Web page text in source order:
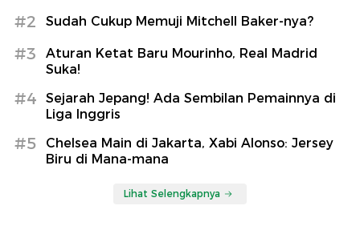
#2 Sudah Cukup Memuji Mitchell Baker-nya?
#3
Aturan Ketat Baru Mourinho, Real Madrid
Suka!
#4
Sejarah Jepang! Ada Sembilan Pemainnya di
Liga Inggris
#5
Chelsea Main di Jakarta, Xabi Alonso: Jersey
Biru di Mana-mana
Lihat Selengkapnya